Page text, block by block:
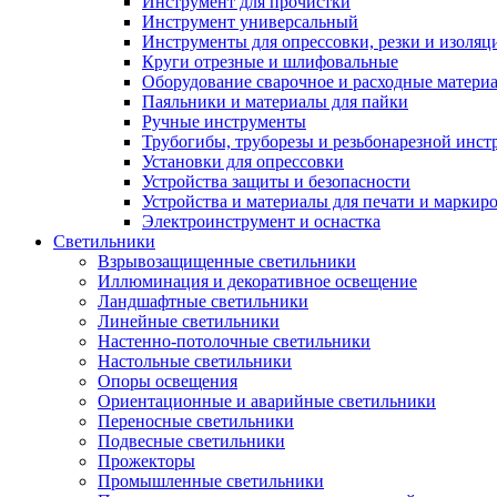
Инструмент универсальный
Инструменты для опрессовки, резки и
Круги отрезные и шлифовальные
Оборудование сварочное и расходные
Паяльники и материалы для пайки
Ручные инструменты
Трубогибы, труборезы и резьбонарезной
Установки для опрессовки
Устройства защиты и безопасности
Устройства и материалы для печати и
Электроинструмент и оснастка
Светильники
Взрывозащищенные светильники
Иллюминация и декоративное освещение
Ландшафтные светильники
Линейные светильники
Настенно-потолочные светильники
Настольные светильники
Опоры освещения
Ориентационные и аварийные светильники
Переносные светильники
Подвесные светильники
Прожекторы
Промышленные светильники